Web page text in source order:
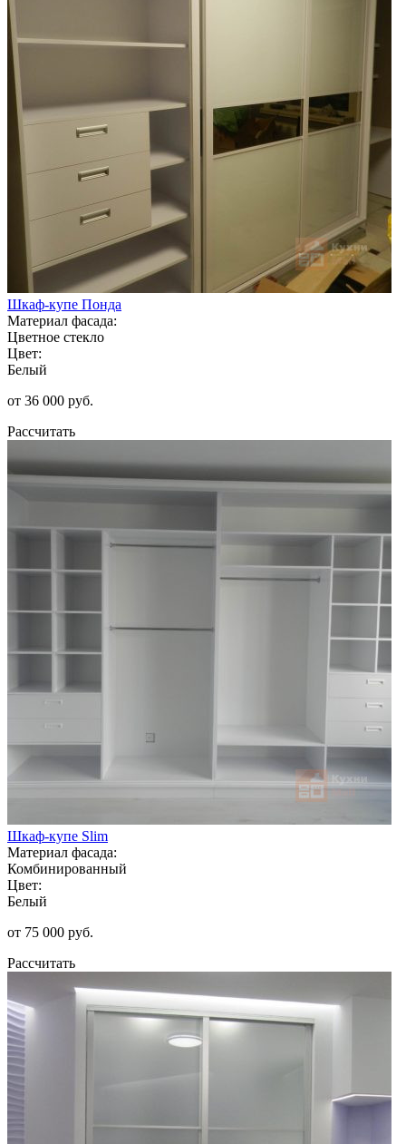
Шкаф-купе Понда
Материал фасада:
Цветное стекло
Цвет:
Белый
от 36 000 руб.
Рассчитать
Шкаф-купе Slim
Материал фасада:
Комбинированный
Цвет:
Белый
от 75 000 руб.
Рассчитать